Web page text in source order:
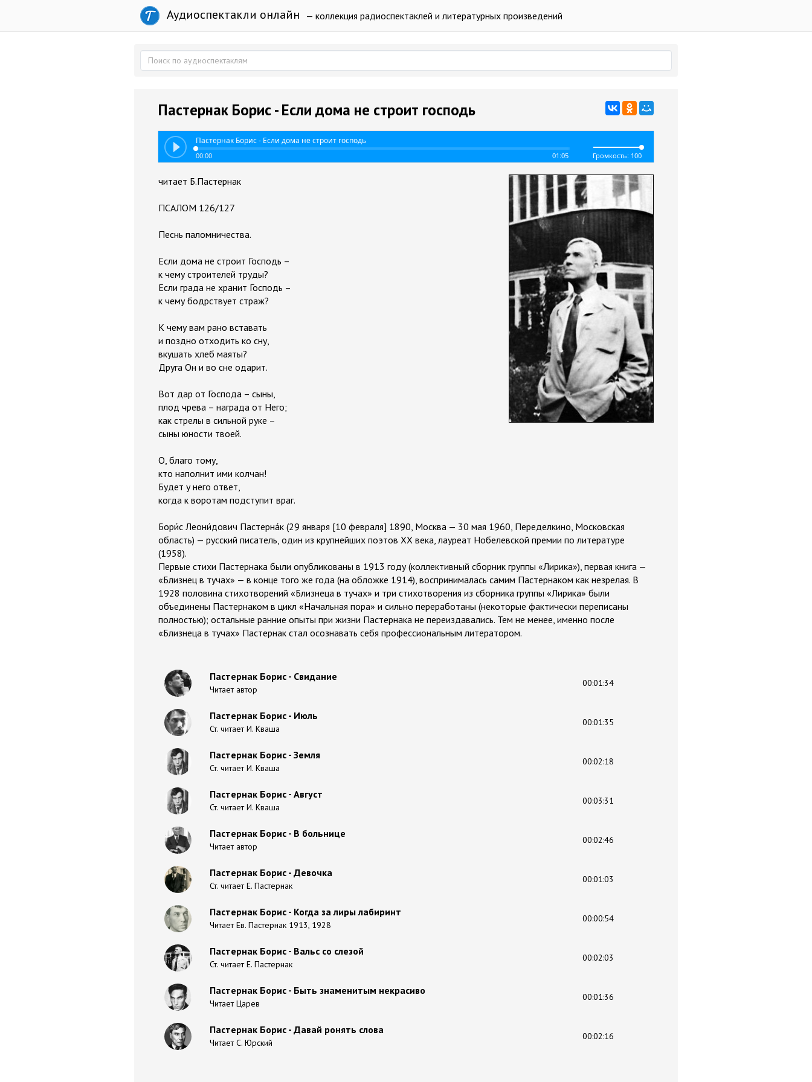
Аудиоспектакли онлайн — коллекция радиоспектаклей и литературных произведений
Пастернак Борис - Если дома не строит господь
Пастернак Борис - Если дома не строит господь
00:00 01:05 Громкость: 100
читает Б.Пастернак
ПСАЛОМ 126/127
Песнь паломничества.
Если дома не строит Господь –
к чему строителей труды?
Если града не хранит Господь –
к чему бодрствует страж?
К чему вам рано вставать
и поздно отходить ко сну,
вкушать хлеб маяты?
Друга Он и во сне одарит.
Вот дар от Господа – сыны,
плод чрева – награда от Него;
как стрелы в сильной руке –
сыны юности твоей.
О, благо тому,
кто наполнит ими колчан!
Будет у него ответ,
когда к воротам подступит враг.
Бори́с Леони́дович Пастерна́к (29 января [10 февраля] 1890, Москва — 30 мая 1960, Переделкино, Московская
область) — русский писатель, один из крупнейших поэтов XX века, лауреат Нобелевской премии по литературе
(1958).
Первые стихи Пастернака были опубликованы в 1913 году (коллективный сборник группы «Лирика»), первая книга —
«Близнец в тучах» — в конце того же года (на обложке 1914), воспринималась самим Пастернаком как незрелая. В
1928 половина стихотворений «Близнеца в тучах» и три стихотворения из сборника группы «Лирика» были
объединены Пастернаком в цикл «Начальная пора» и сильно переработаны (некоторые фактически переписаны
полностью); остальные ранние опыты при жизни Пастернака не переиздавались. Тем не менее, именно после
«Близнеца в тучах» Пастернак стал осознавать себя профессиональным литератором.
Пастернак Борис - Свидание
Читает автор
00:01:34
Пастернак Борис - Июль
Ст. читает И. Кваша
00:01:35
Пастернак Борис - Земля
Ст. читает И. Кваша
00:02:18
Пастернак Борис - Август
Ст. читает И. Кваша
00:03:31
Пастернак Борис - В больнице
Читает автор
00:02:46
Пастернак Борис - Девочка
Ст. читает Е. Пастернак
00:01:03
Пастернак Борис - Когда за лиры лабиринт
Читает Ев. Пастернак 1913, 1928
00:00:54
Пастернак Борис - Вальс со слезой
Ст. читает Е. Пастернак
00:02:03
Пастернак Борис - Быть знаменитым некрасиво
Читает Царев
00:01:36
Пастернак Борис - Давай ронять слова
Читает С. Юрский
00:02:16